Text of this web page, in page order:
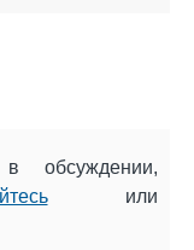
обсуждении,
или